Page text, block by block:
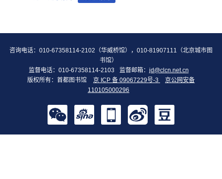
咨询电话：010-67358114-2102（华威桥馆），010-81907111（北京城市图
书馆）
监督电话：010-67358114-2103
监督邮箱： jd@clcn.net.cn
版权所有：首都图书馆
京 ICP 备 09067229号-3
京公网安备
110105000296